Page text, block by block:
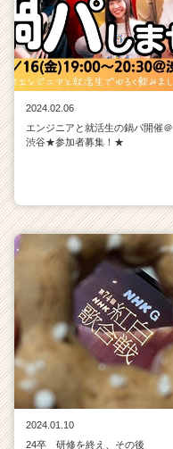
2024.02.06
エンジニアと就活生の鍋パ開催＠
渋谷★参加者募集！★
2024.01.10
24卒 研修を終え、その後